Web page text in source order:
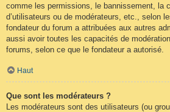
comme les permissions, le bannissement, la
d’utilisateurs ou de modérateurs, etc., selon
fondateur du forum a attribuées aux autres
aussi avoir toutes les capacités de
forums, selon ce que le fondateur a autorisé.
Haut
Que sont les modérateurs ?
Les modérateurs sont des utilisateurs (ou